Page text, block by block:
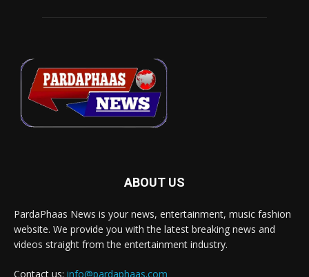
ABOUT US
PardaPhaas News is your news, entertainment, music fashion
website. We provide you with the latest breaking news and
videos straight from the entertainment industry.
Contact us: info@pardaphaas.com